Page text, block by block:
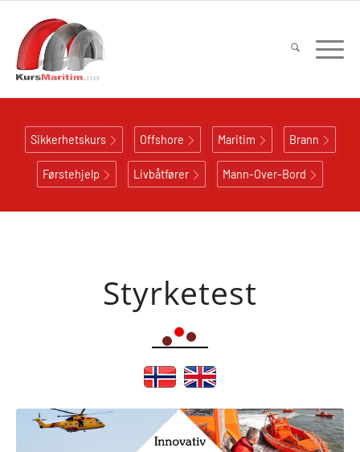
Sikkerhetskurs Offshore Maritim Brann
Førstehjelp Livbåtfører Mann-Over-Bord
Styrketest